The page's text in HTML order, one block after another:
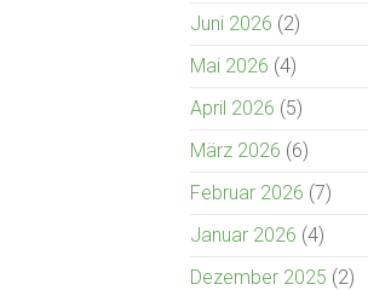
Juni 2026 (2)
Mai 2026 (4)
April 2026 (5)
März 2026 (6)
Februar 2026 (7)
Januar 2026 (4)
Dezember 2025 (2)